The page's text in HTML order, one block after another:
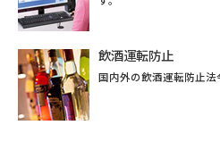
飲酒運転防止
国内外の飲酒運転防止